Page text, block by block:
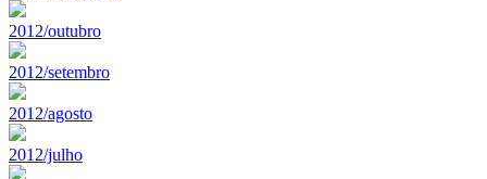
2012/outubro
2012/setembro
2012/agosto
2012/julho